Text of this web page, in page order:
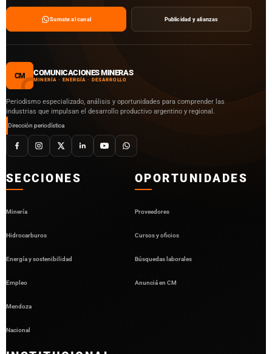
Sumate al canal Publicidad y alianzas
CM COMUNICACIONES MINERAS
MINERÍA · ENERGÍA · DESARROLLO
Periodismo especializado, análisis y oportunidades para comprender las
industrias que impulsan el desarrollo productivo argentino y regional.
Dirección periodística
SECCIONES
Minería
Hidrocarburos
Energía y sostenibilidad
Empleo
Mendoza
Nacional
OPORTUNIDADES
Proveedores
Cursos y oficios
Búsquedas laborales
Anunciá en CM